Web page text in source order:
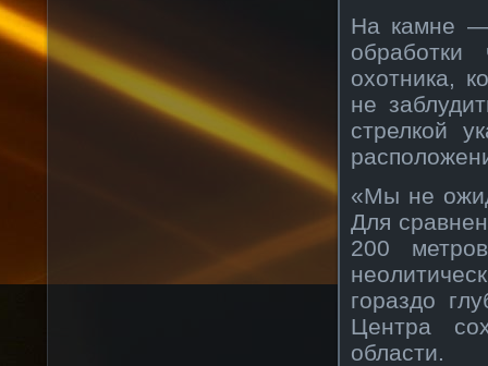
На камне —
охотника,
не
стрелкой
«Мы не
Для
200
гораздо
Центра
области.